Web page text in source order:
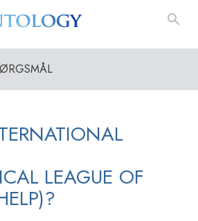
LEAGUE OF